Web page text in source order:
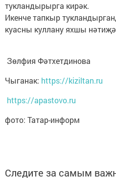
тукландырырга кирәк.
Икенче тапкыр
куасны куллану яхшы
Зөлфия Фәтхетдинова
Чыганак: https://kiziltan.ru
https://apastovo.ru
фото: Татар-информ
Следите за самым